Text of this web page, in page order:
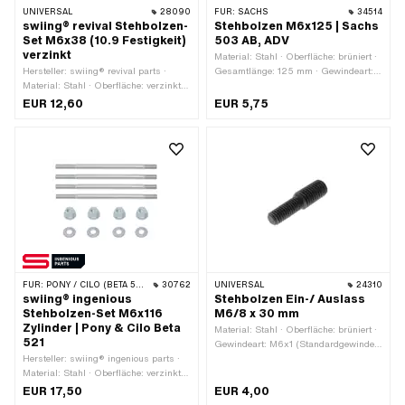
UNIVERSAL 28090
swiing® revival Stehbolzen-
Set M6x38 (10.9 Festigkeit)
verzinkt
Hersteller: swiing® revival parts ·
Material: Stahl · Oberfläche: verzinkt
(blau) · Gewindeart: M6x1
(Standardgewinde) ·
Gesamtlänge: 38 mm · Gewindelänge:
Schlüsselweite: 10 mm ·
Festigkeitsklasse: 8 ·
Festigkeitsklasse: 10.9 · Antrieb:
Aussensechskant
EUR 12,60
FÜR: SACHS 34514
Stehbolzen M6x125 | Sachs
503 AB, ADV
Material: Stahl · Oberfläche: brüniert ·
Gesamtlänge: 125 mm · Gewindeart:
Gewindelänge: 17 mm · Gewindelänge:
EUR 5,75
FÜR: PONY / CILO (BETA 521 & 512) 30762
swiing® ingenious
Stehbolzen-Set M6x116
Zylinder | Pony & Cilo Beta
521
Hersteller: swiing® ingenious parts ·
Material: Stahl · Oberfläche: verzinkt
(blau) · Gewindeart: M6x1
(Standardgewinde) · Gesamtlänge: 116
EUR 17,50
UNIVERSAL 24310
Stehbolzen Ein-/ Auslass
M6/8 x 30 mm
Material: Stahl · Oberfläche: brüniert ·
Gewindeart: M6x1 (Standardgewinde)
Nenndurchmesser (Gewinde): 8 mm ·
Gesamtlänge: 30 mm · Gewindelänge:
EUR 4,00